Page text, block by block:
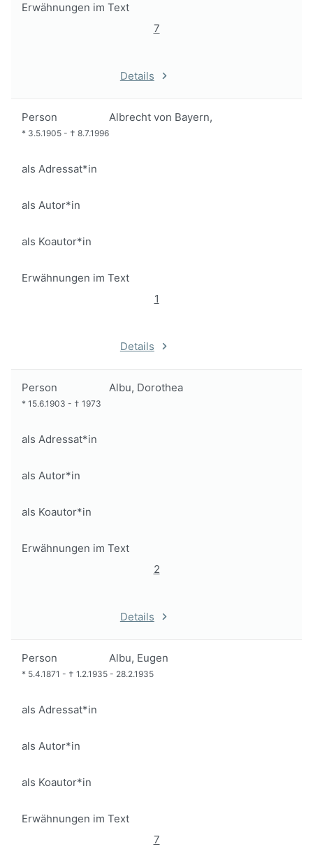
Erwähnungen im Text
7
Details
Person Albrecht von Bayern,
* 3.5.1905 - † 8.7.1996
als Adressat*in
als Autor*in
als Koautor*in
Erwähnungen im Text
1
Details
Person Albu, Dorothea
* 15.6.1903 - † 1973
als Adressat*in
als Autor*in
als Koautor*in
Erwähnungen im Text
2
Details
Person Albu, Eugen
* 5.4.1871 - † 1.2.1935 - 28.2.1935
als Adressat*in
als Autor*in
als Koautor*in
Erwähnungen im Text
7